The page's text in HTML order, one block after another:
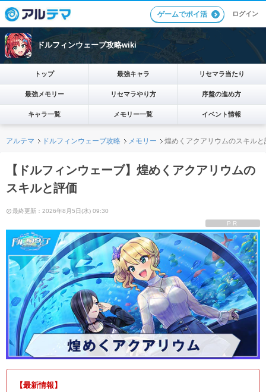
ゲームでポイ活 ログイン
ドルフィンウェーブ攻略wiki
トップ 最強キャラ リセマラ当たり
最強メモリー リセマラやり方 序盤の進め方
キャラ一覧 メモリー一覧 イベント情報
アルテマ ドルフィンウェーブ攻略 メモリー 煌めくアクアリウムのスキルと
【ドルフィンウェーブ】煌めくアクアリウムの
スキルと評価
最終更新：2026年8月5日(水) 09:30
PR
【最新情報】